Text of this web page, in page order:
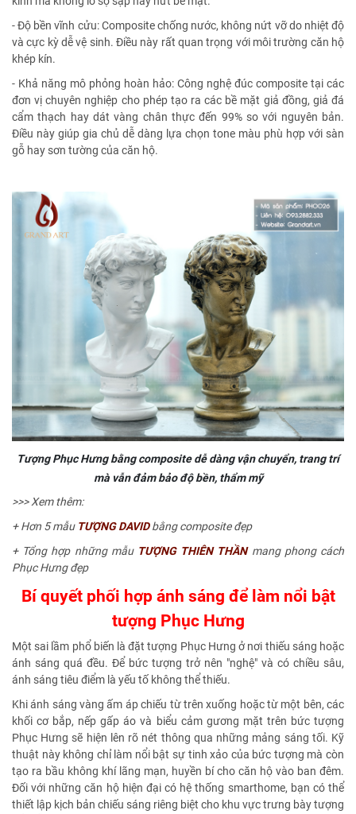
- Độ bền vĩnh cửu: Composite chống nước, không nứt vỡ do nhiệt độ
và cực kỳ dễ vệ sinh. Điều này rất quan trọng với môi trường căn hộ
khép kín.
- Khả năng mô phỏng hoàn hảo: Công nghệ đúc composite tại các
đơn vị chuyên nghiệp cho phép tạo ra các bề mặt giả đồng, giả đá
cẩm thạch hay dát vàng chân thực đến 99% so với nguyên bản.
Điều này giúp gia chủ dễ dàng lựa chọn tone màu phù hợp với sàn
gỗ hay sơn tường của căn hộ.
Tượng Phục Hưng bằng composite dễ dàng vận chuyển, trang trí
mà vẫn đảm bảo độ bền, thẩm mỹ
>>> Xem thêm:
+ Hơn 5 mẫu TƯỢNG DAVIDbằng composite đẹp
+ Tổng hợp những mẫu TƯỢNG THIÊN THẦNmang phong cách
Phục Hưng đẹp
Bí quyết phối hợp ánh sáng để làm nổi bật
tượng Phục Hưng
Một sai lầm phổ biến là đặt tượng Phục Hưng ở nơi thiếu sáng hoặc
ánh sáng quá đều. Để bức tượng trở nên "nghệ" và có chiều sâu,
ánh sáng tiêu điểm là yếu tố không thể thiếu.
Khi ánh sáng vàng ấm áp chiếu từ trên xuống hoặc từ một bên, các
khối cơ bắp, nếp gấp áo và biểu cảm gương mặt trên bức tượng
Phục Hưng sẽ hiện lên rõ nét thông qua những mảng sáng tối. Kỹ
thuật này không chỉ làm nổi bật sự tinh xảo của bức tượng mà còn
tạo ra bầu không khí lãng mạn, huyền bí cho căn hộ vào ban đêm.
Đối với những căn hộ hiện đại có hệ thống smarthome, bạn có thể
thiết lập kịch bản chiếu sáng riêng biệt cho khu vực trưng bày tượng